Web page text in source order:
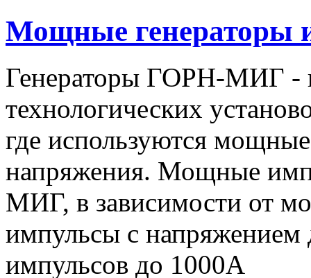
Мощные
Генераторы ГОРН-МИГ -
технологических
где используются
напряжения. Мощные
МИГ, в зависимости от
импульсы c
импульсов до 1000А